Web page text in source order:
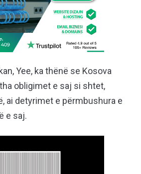
Yee, ka thënë se Kosova
obligimet e saj si shtet,
ai detyrimet e përmbushura e
e saj.